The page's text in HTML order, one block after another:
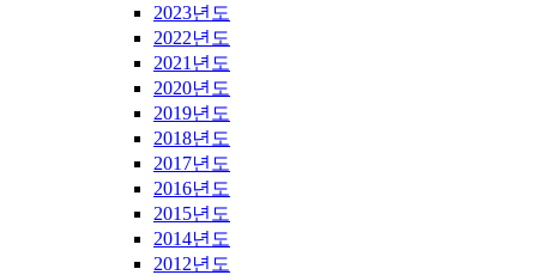
2023년도
2022년도
2021년도
2020년도
2019년도
2018년도
2017년도
2016년도
2015년도
2014년도
2012년도